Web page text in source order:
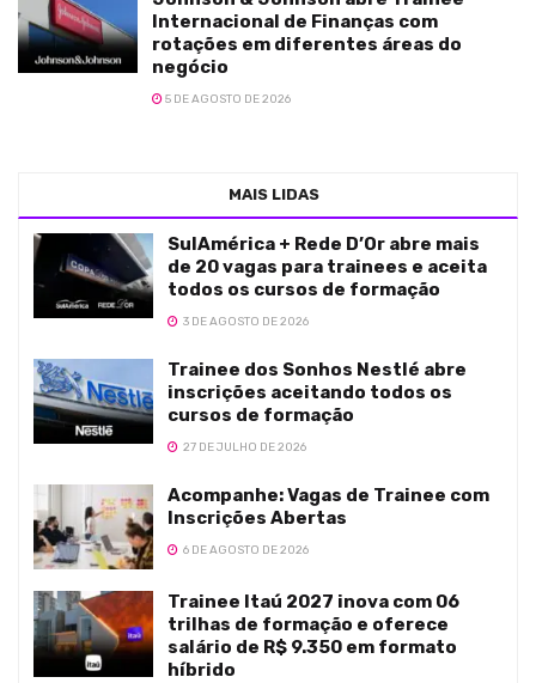
Internacional de Finanças com
rotações em diferentes áreas do
negócio
5 DE AGOSTO DE 2026
MAIS LIDAS
SulAmérica + Rede D’Or abre mais
de 20 vagas para trainees e aceita
todos os cursos de formação
3 DE AGOSTO DE 2026
Trainee dos Sonhos Nestlé abre
inscrições aceitando todos os
cursos de formação
27 DE JULHO DE 2026
Acompanhe: Vagas de Trainee com
Inscrições Abertas
6 DE AGOSTO DE 2026
Trainee Itaú 2027 inova com 06
trilhas de formação e oferece
salário de R$ 9.350 em formato
híbrido